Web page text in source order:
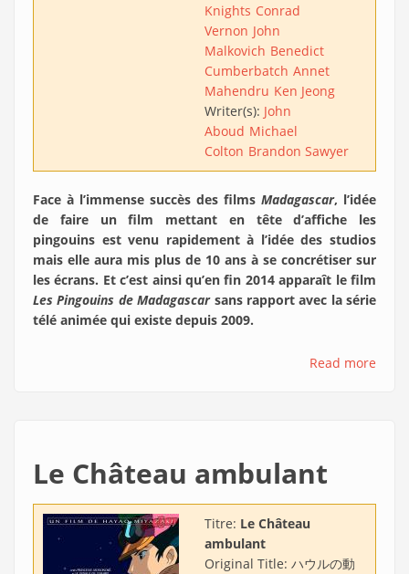
Knights Conrad
Vernon John
Malkovich Benedict
Cumberbatch Annet
Mahendru Ken Jeong
Writer(s): John
Aboud Michael
Colton Brandon Sawyer
Face à l’immense succès des films Madagascar, l’idée
de faire un film mettant en tête d’affiche les
pingouins est venu rapidement à l’idée des studios
mais elle aura mis plus de 10 ans à se concrétiser sur
les écrans. Et c’est ainsi qu’en fin 2014 apparaît le film
Les Pingouins de Madagascarsans rapport avec la série
télé animée qui existe depuis 2009.
Read more
Le Château ambulant
Titre: Le Château
ambulant
Original Title: ハウルの動